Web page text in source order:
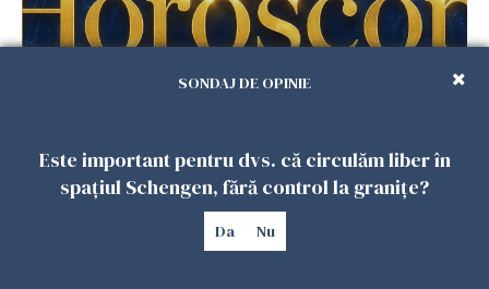
Horoscop 27 iulie. Lunea care schimbă ritmul
săptămânii. Universul deschide uși
neașteptate pentru unele zodii
SONDAJ DE OPINIE
Este important pentru dvs. că circulăm liber în
spațiul Schengen, fără control la granițe?
Da Nu